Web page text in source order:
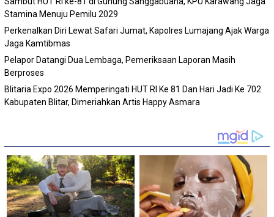
Stamina Menuju Pemilu 2029
Perkenalkan Diri Lewat Safari Jumat, Kapolres Lumajang Ajak Warga
Jaga Kamtibmas
Pelapor Datangi Dua Lembaga, Pemeriksaan Laporan Masih
Berproses
Blitaria Expo 2026 Memperingati HUT RI Ke 81 Dan Hari Jadi Ke 702
Kabupaten Blitar, Dimeriahkan Artis Happy Asmara